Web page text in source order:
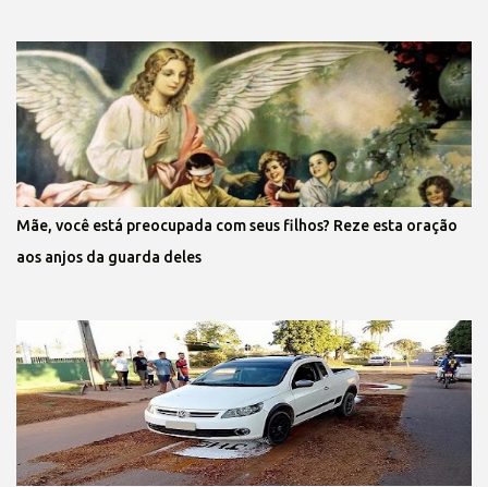
Mãe, você está preocupada com seus filhos? Reze esta oração
aos anjos da guarda deles